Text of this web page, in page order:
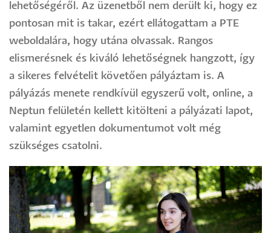
lehetőségéről. Az üzenetből nem derült ki, hogy ez
pontosan mit is takar, ezért ellátogattam a PTE
weboldalára, hogy utána olvassak. Rangos
elismerésnek és kiváló lehetőségnek hangzott, így
a sikeres felvételit követően pályáztam is. A
pályázás menete rendkívül egyszerű volt, online, a
Neptun felületén kellett kitölteni a pályázati lapot,
valamint egyetlen dokumentumot volt még
szükséges csatolni.